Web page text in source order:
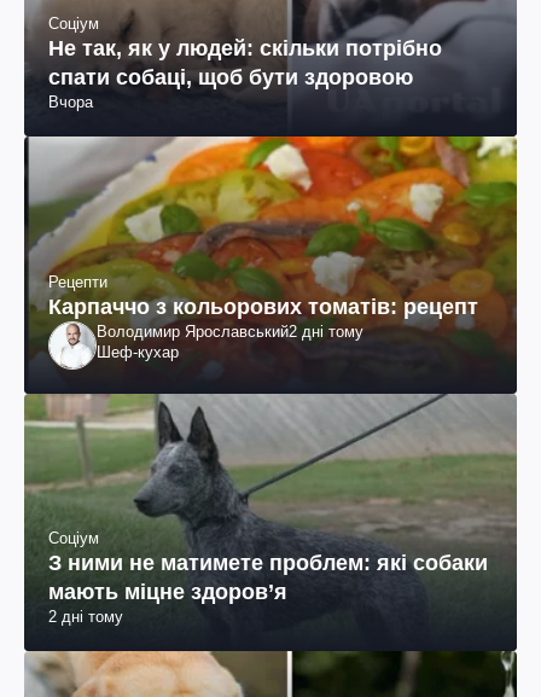
Соціум
Не так, як у людей: скільки потрібно
спати собаці, щоб бути здоровою
Вчора
Рецепти
Карпаччо з кольорових томатів: рецепт
Володимир Ярославський2 дні тому
Шеф-кухар
Соціум
З ними не матимете проблем: які собаки
мають міцне здоров’я
2 дні тому